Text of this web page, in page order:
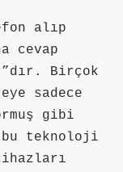
alıp
cevap
Birçok
sadece
gibi
teknoloji